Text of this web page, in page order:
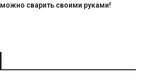
можно сварить своими руками!